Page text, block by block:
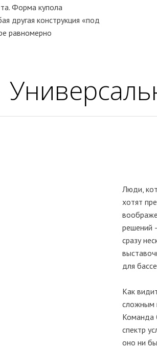
Форма купола
другая конструкция «под
равномерно
Люди,
хотят
решений
сразу
для
Как
сложным
Команда
спектр
оно ни